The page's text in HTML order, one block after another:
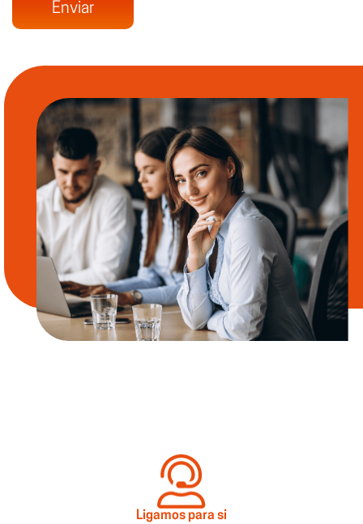
Enviar
Ligamos para si